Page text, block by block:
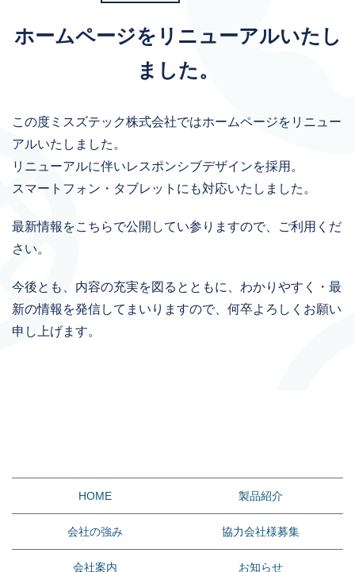
ホームページをリニューアルいたし
ました。
この度ミスズテック株式会社ではホームページをリニュー
アルいたしました。
リニューアルに伴いレスポンシブデザインを採用。
スマートフォン・タブレットにも対応いたしました。
最新情報をこちらで公開してい参りますので、ご利用くだ
さい。
今後とも、内容の充実を図るとともに、わかりやすく・最
新の情報を発信してまいりますので、何卒よろしくお願い
申し上げます。
HOME 製品紹介
会社の強み 協力会社様募集
会社案内 お知らせ